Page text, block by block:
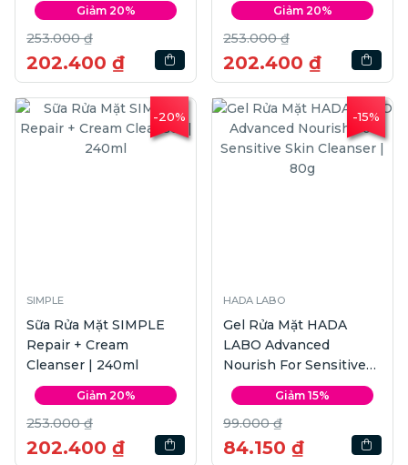
Giảm 20%
253.000 ₫
202.400 ₫
Giảm 20%
253.000 ₫
202.400 ₫
-20%
SIMPLE
Sữa Rửa Mặt SIMPLE
Repair + Cream
Cleanser | 240ml
Giảm 20%
253.000 ₫
202.400 ₫
-15%
HADA LABO
Gel Rửa Mặt HADA
LABO Advanced
Nourish For Sensitive
Skin Cleanser | 80g
Giảm 15%
99.000 ₫
84.150 ₫